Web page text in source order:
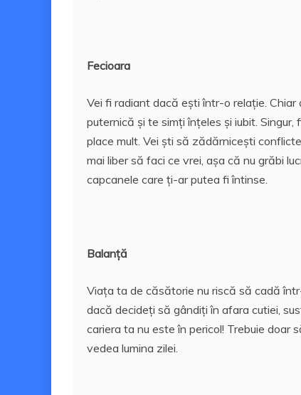
Fecioara
Vei fi radiant dacă ești într-o relație.
puternică și te simți înțeles și iubit.
place mult. Vei ști să zădărnicești
mai liber să faci ce vrei, așa că nu grăbi
capcanele care ți-ar putea fi întinse.
Balanță
Viața ta de căsătorie nu riscă să cadă
dacă decideți să gândiți în afara cutiei,
cariera ta nu este în pericol! Trebuie doar
vedea lumina zilei.